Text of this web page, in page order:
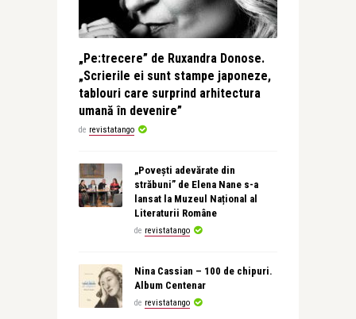
„Pe:trecere” de Ruxandra Donose.
„Scrierile ei sunt stampe japoneze,
tablouri care surprind arhitectura
umană în devenire”
de revistatango
„Povești adevărate din
străbuni” de Elena Nane s-a
lansat la Muzeul Național al
Literaturii Române
de revistatango
Nina Cassian – 100 de chipuri.
Album Centenar
de revistatango